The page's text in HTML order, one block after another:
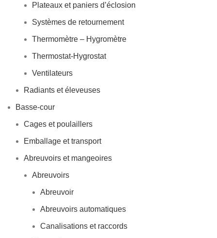
Plateaux et paniers d’éclosion
Systèmes de retournement
Thermomètre – Hygromètre
Thermostat-Hygrostat
Ventilateurs
Radiants et éleveuses
Basse-cour
Cages et poulaillers
Emballage et transport
Abreuvoirs et mangeoires
Abreuvoirs
Abreuvoir
Abreuvoirs automatiques
Canalisations et raccords